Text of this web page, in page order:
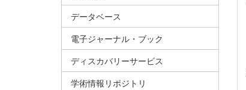
データベース
電子ジャーナル・ブック
ディスカバリーサービス
学術情報リポジトリ